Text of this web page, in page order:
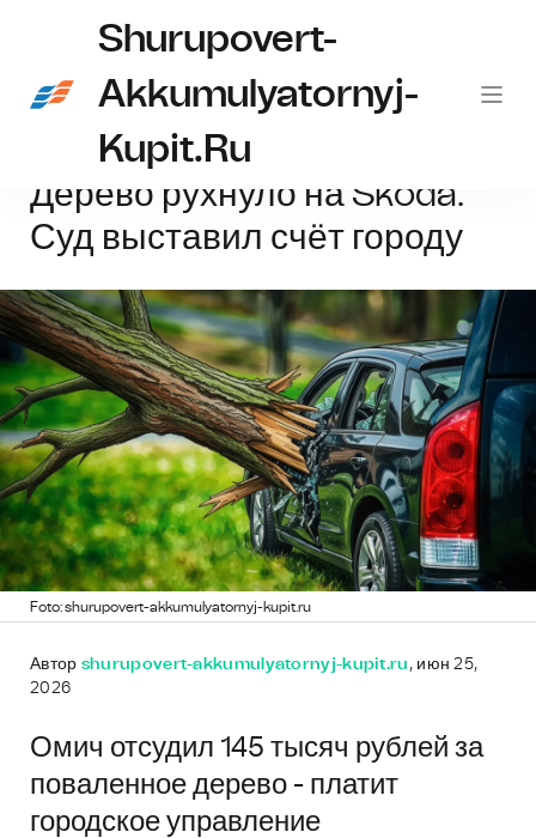
Shurupovert-
Akkumulyatornyj-
Kupit.ru
Омск Дерево рухнуло на Skoda. Суд выставил счёт городу
Дерево рухнуло на Skoda.
Суд выставил счёт городу
Foto: shurupovert-akkumulyatornyj-kupit.ru
Автор shurupovert-akkumulyatornyj-kupit.ru , июн 25,
2026
Омич отсудил 145 тысяч рублей за
поваленное дерево - платит
городское управление